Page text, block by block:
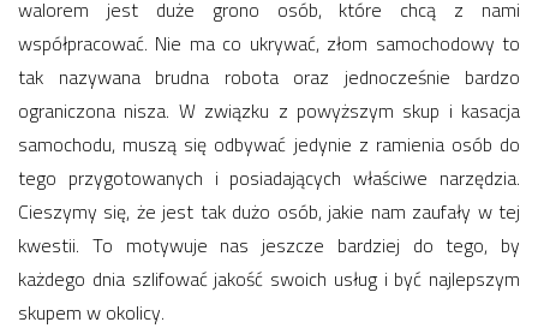
walorem jest duże grono osób, które chcą z nami
współpracować. Nie ma co ukrywać, złom samochodowy to
tak nazywana brudna robota oraz jednocześnie bardzo
ograniczona nisza. W związku z powyższym skup i kasacja
samochodu, muszą się odbywać jedynie z ramienia osób do
tego przygotowanych i posiadających właściwe narzędzia.
Cieszymy się, że jest tak dużo osób, jakie nam zaufały w tej
kwestii. To motywuje nas jeszcze bardziej do tego, by
każdego dnia szlifować jakość swoich usług i być najlepszym
skupem w okolicy.